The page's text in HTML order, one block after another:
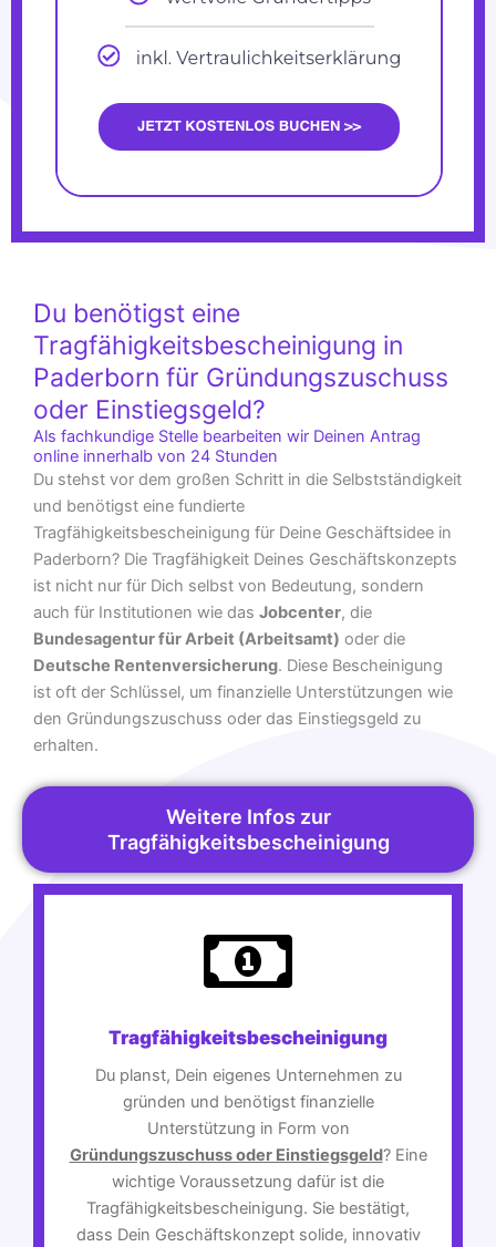
Du benötigst eine
Tragfähigkeitsbescheinigung in
Paderborn für Gründungszuschuss
oder Einstiegsgeld?
Als fachkundige Stelle bearbeiten wir Deinen Antrag
online innerhalb von 24 Stunden
Du stehst vor dem großen Schritt in die Selbstständigkeit
und benötigst eine fundierte
Tragfähigkeitsbescheinigung für Deine Geschäftsidee in
Paderborn? Die Tragfähigkeit Deines Geschäftskonzepts
ist nicht nur für Dich selbst von Bedeutung, sondern
auch für Institutionen wie das Jobcenter, die
Bundesagentur für Arbeit (Arbeitsamt) oder die
Deutsche Rentenversicherung. Diese Bescheinigung
ist oft der Schlüssel, um finanzielle Unterstützungen wie
den Gründungszuschuss oder das Einstiegsgeld zu
erhalten.
Weitere Infos zur
Tragfähigkeitsbescheinigung
Tragfähigkeitsbescheinigung
Du planst, Dein eigenes Unternehmen zu
gründen und benötigst finanzielle
Unterstützung in Form von
Gründungszuschuss oder Einstiegsgeld? Eine
wichtige Voraussetzung dafür ist die
Tragfähigkeitsbescheinigung. Sie bestätigt,
dass Dein Geschäftskonzept solide, innovativ